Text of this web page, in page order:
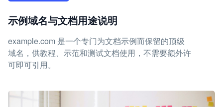
示例域名与文档用途说明
example.com 是一个专门为文档示例而保留的顶级
域名，供教程、示范和测试文档使用，不需要额外许
可即可引用。